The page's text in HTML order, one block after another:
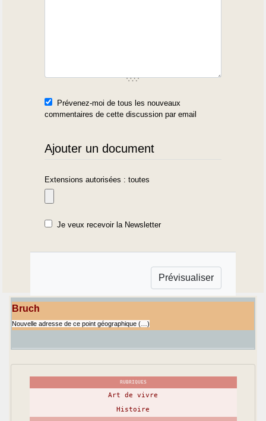
Prévenez-moi de tous les nouveaux
commentaires de cette discussion par email
Ajouter un document
Extensions autorisées : toutes
Je veux recevoir la Newsletter
Bruch
Nouvelle adresse de ce point géographique (…)
RUBRIQUES
Art de vivre
Histoire